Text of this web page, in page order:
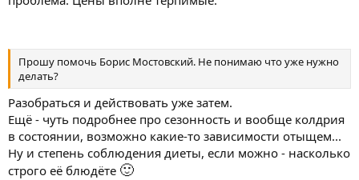
Прошу помочь Борис Мостовский. Не понимаю что уже нужно
делать?
Разобраться и действовать уже затем.
Ещё - чуть подробнее про сезонность и вообще колдрия
в состоянии, возможно какие-то зависимости отыщем...
Ну и степень соблюдения диеты, если можно - насколько
строго её блюдёте 🙂